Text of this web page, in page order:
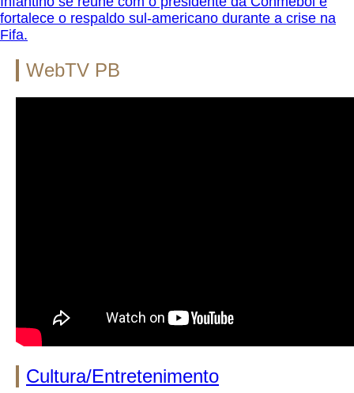
fortalece o respaldo sul-americano durante a crise na
Fifa.
WebTV PB
Cultura/Entretenimento